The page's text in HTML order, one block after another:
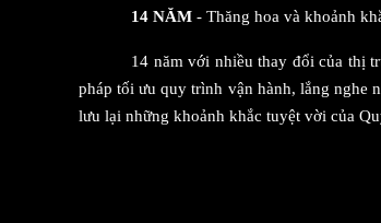
14 NĂM - Thăng hoa và khoảnh
14 năm với nhiều thay đổi của thị
pháp tối ưu quy trình vận hành, lắng nghe
lưu lại những khoảnh khắc tuyệt vời của